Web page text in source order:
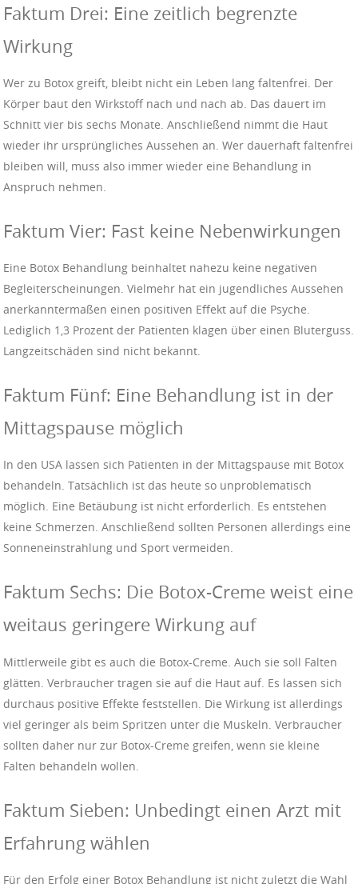
Faktum Drei: Eine zeitlich begrenzte
Wirkung
Wer zu Botox greift, bleibt nicht ein Leben lang faltenfrei. Der
Körper baut den Wirkstoff nach und nach ab. Das dauert im
Schnitt vier bis sechs Monate. Anschließend nimmt die Haut
wieder ihr ursprüngliches Aussehen an. Wer dauerhaft faltenfrei
bleiben will, muss also immer wieder eine Behandlung in
Anspruch nehmen.
Faktum Vier: Fast keine Nebenwirkungen
Eine Botox Behandlung beinhaltet nahezu keine negativen
Begleiterscheinungen. Vielmehr hat ein jugendliches Aussehen
anerkanntermaßen einen positiven Effekt auf die Psyche.
Lediglich 1,3 Prozent der Patienten klagen über einen Bluterguss.
Langzeitschäden sind nicht bekannt.
Faktum Fünf: Eine Behandlung ist in der
Mittagspause möglich
In den USA lassen sich Patienten in der Mittagspause mit Botox
behandeln. Tatsächlich ist das heute so unproblematisch
möglich. Eine Betäubung ist nicht erforderlich. Es entstehen
keine Schmerzen. Anschließend sollten Personen allerdings eine
Sonneneinstrahlung und Sport vermeiden.
Faktum Sechs: Die Botox-Creme weist eine
weitaus geringere Wirkung auf
Mittlerweile gibt es auch die Botox-Creme. Auch sie soll Falten
glätten. Verbraucher tragen sie auf die Haut auf. Es lassen sich
durchaus positive Effekte feststellen. Die Wirkung ist allerdings
viel geringer als beim Spritzen unter die Muskeln. Verbraucher
sollten daher nur zur Botox-Creme greifen, wenn sie kleine
Falten behandeln wollen.
Faktum Sieben: Unbedingt einen Arzt mit
Erfahrung wählen
Für den Erfolg einer Botox Behandlung ist nicht zuletzt die Wahl